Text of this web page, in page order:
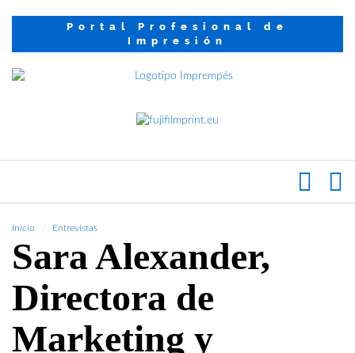
Portal Profesional de
Impresión
Inicio Entrevistas
Sara Alexander,
Directora de
Marketing y